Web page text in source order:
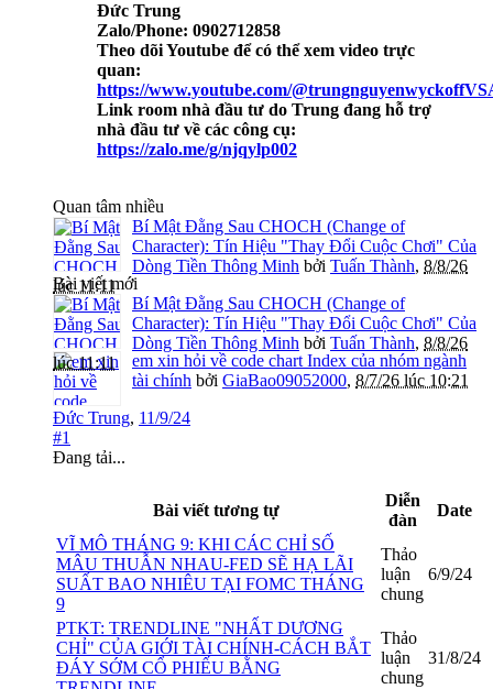
Đức Trung
Zalo/Phone: 0902712858
Theo dõi Youtube để có thể xem video trực
quan:
https://www.youtube.com/
Link room nhà đầu tư do Trung đang hỗ trợ
nhà đầu tư về các công cụ:
https://zalo.me/g/njqylp002
Quan tâm nhiều
Bí Mật Đằng Sau CHOCH (Change of
Character): Tín Hiệu "Thay Đổi Cuộc Chơi" Của
Dòng Tiền Thông Minh bởi Tuấn Thành, 8/8/26
lúc 11:11
Bài viết mới
Bí Mật Đằng Sau CHOCH (Change of
Character): Tín Hiệu "Thay Đổi Cuộc Chơi" Của
Dòng Tiền Thông Minh bởi Tuấn Thành, 8/8/26
lúc 11:11
em xin hỏi về code chart Index của nhóm ngành
tài chính bởi GiaBao09052000, 8/7/26 lúc 10:21
Đức Trung, 11/9/24
#1
Đang tải...
Bài viết tương tự
Diễn
đàn
Date
VĨ MÔ THÁNG 9: KHI CÁC CHỈ SỐ
MÂU THUẪN NHAU-FED SẼ HẠ LÃI
SUẤT BAO NHIÊU TẠI FOMC THÁNG
9
Thảo
luận
chung
6/9/24
PTKT: TRENDLINE "NHẤT DƯƠNG
CHỈ" CỦA GIỚI TÀI CHÍNH-CÁCH BẮT
ĐÁY SỚM CỔ PHIẾU BẰNG
Thảo
luận
chung
31/8/24